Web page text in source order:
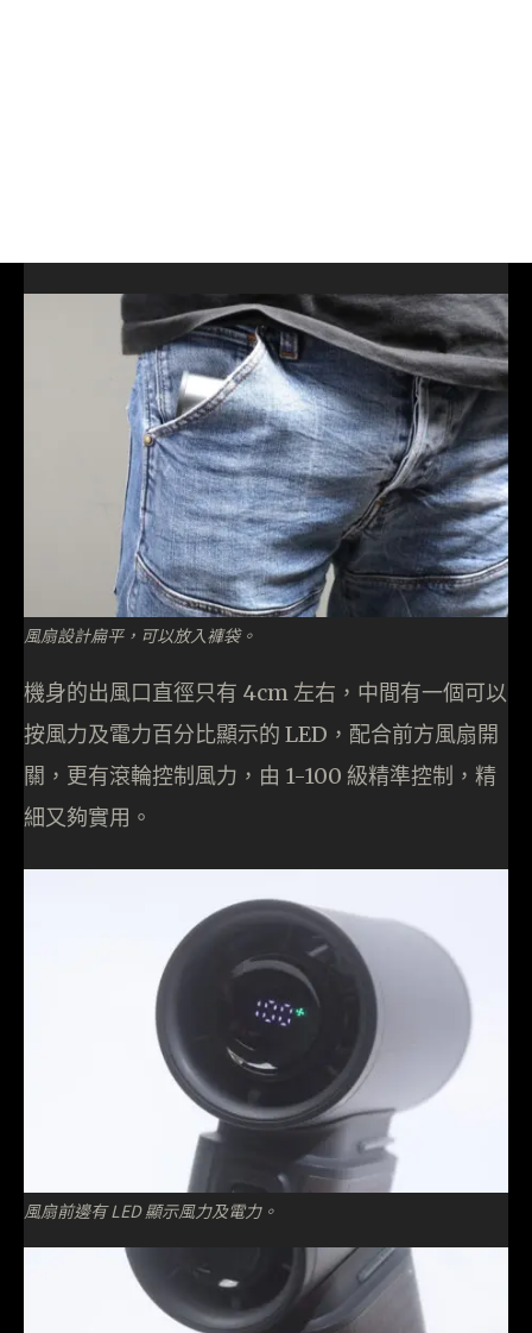
風扇設計扁平，可以放入褲袋。
機身的出風口直徑只有 4cm 左右，中間有一個可以
按風力及電力百分比顯示的 LED，配合前方風扇開
關，更有滾輪控制風力，由 1-100 級精準控制，精
細又夠實用。
風扇前邊有 LED 顯示風力及電力。